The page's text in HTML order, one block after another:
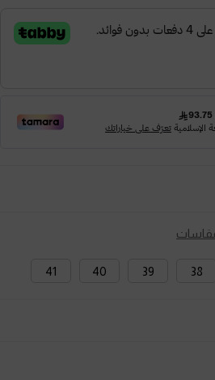
38
39
40
41